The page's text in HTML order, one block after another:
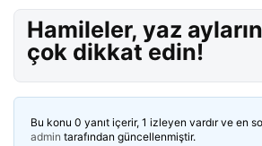
Hamileler, yaz
çok dikkat edin!
Bu konu 0 yanıt içerir, 1 izleyen vardır ve en
admin tarafından güncellenmiştir.